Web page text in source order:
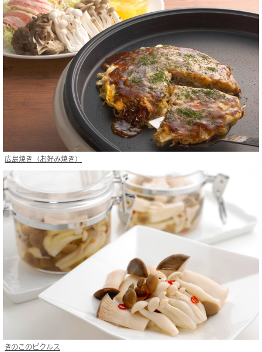
広島焼き（お好み焼き）
きのこのピクルス